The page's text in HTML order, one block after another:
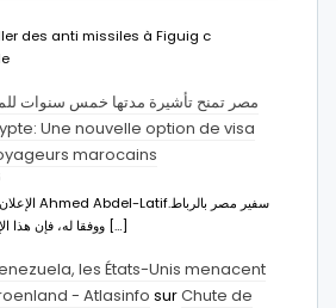
des anti missiles à Figuig c
مصر تمنح تأشيرة مدتها خمس سنوات
Une nouvelle option de visa
marocains
ووفقا له، فإن هذا الإجراء يهدف إلى […]
les États-Unis menacent
- Atlasinfo surChute de